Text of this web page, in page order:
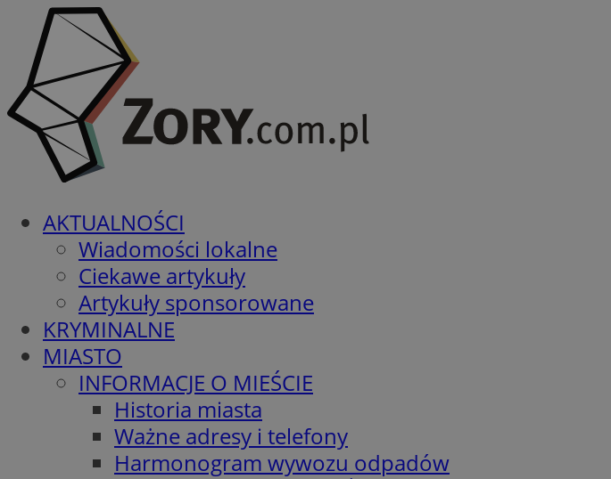
AKTUALNOŚCI
Wiadomości lokalne
Ciekawe artykuły
Artykuły sponsorowane
KRYMINALNE
MIASTO
INFORMACJE O MIEŚCIE
Historia miasta
Ważne adresy i telefony
Harmonogram wywozu odpadów